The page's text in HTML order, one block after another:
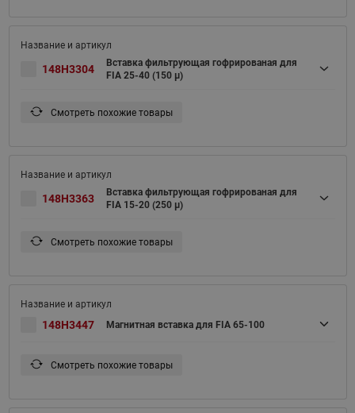
148H3304
Вставка фильтрующая гофрированая для
FIA 25-40 (150 μ)
Смотреть похожие товары
148H3363
Вставка фильтрующая гофрированая для
FIA 15-20 (250 μ)
Смотреть похожие товары
148H3447 Магнитная вставка для FIA 65-100
Смотреть похожие товары